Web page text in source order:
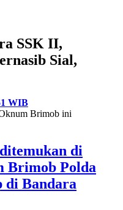
SSK II,
Sial,
WIB
di
Brimob Polda
di Bandara